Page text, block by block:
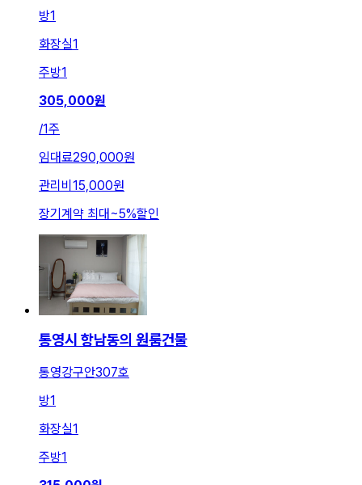
방1
화장실1
주방1
305,000원
/1주
임대료290,000원
관리비 15,000원
장기계약 최대 ~5%할인
통영시 항남동의 원룸건물
통영강구안307호
방1
화장실1
주방1